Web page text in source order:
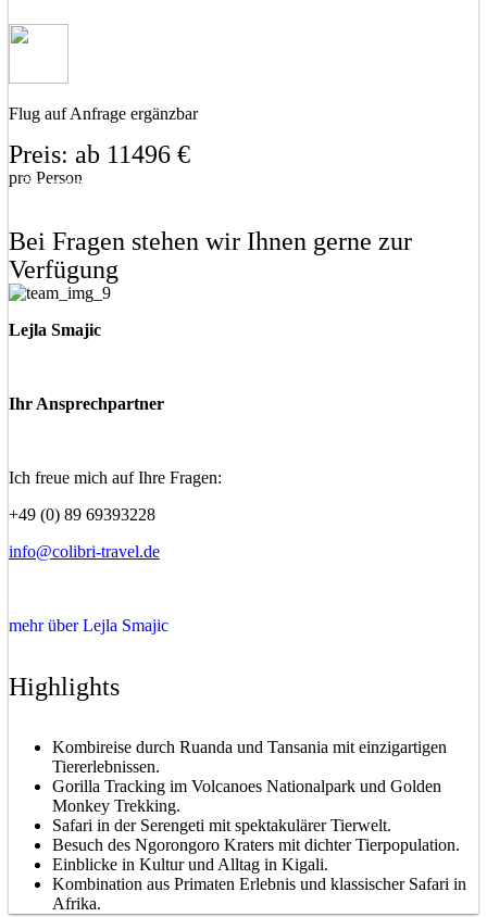
Flug auf Anfrage ergänzbar
Preis: ab 11496 €
pro Person
Eine unverbindliche Anfrage stellen
Bei Fragen stehen wir Ihnen gerne zur
Verfügung
Lejla Smajic
Ihr Ansprechpartner
Ich freue mich auf Ihre Fragen:
+49 (0) 89 69393228
info@colibri-travel.de
mehr über Lejla Smajic
Highlights
Kombireise durch Ruanda und Tansania mit einzigartigen
Tiererlebnissen.
Gorilla Tracking im Volcanoes Nationalpark und Golden
Monkey Trekking.
Safari in der Serengeti mit spektakulärer Tierwelt.
Besuch des Ngorongoro Kraters mit dichter Tierpopulation.
Einblicke in Kultur und Alltag in Kigali.
Kombination aus Primaten Erlebnis und klassischer Safari in
Afrika.